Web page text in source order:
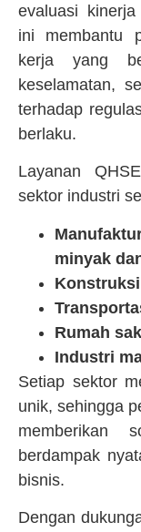
evaluasi
ini membantu
kerja yang
keselamatan,
terhadap
berlaku.
Layanan
sektor industri
minyak
Konstruksi
Rumah
Industri
Setiap sektor
unik, sehingga
memberikan
berdampak
bisnis.
Dengan